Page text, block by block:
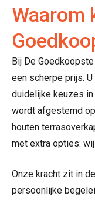
Waarom
Bij De
een scherpe prijs.
duidelijke keuzes
wordt afgestemd
houten
met extra opties:
Onze kracht zit in
persoonlijke